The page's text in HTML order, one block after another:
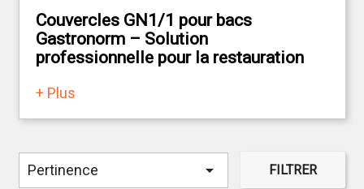
Couvercles GN1/1 pour bacs
Gastronorm – Solution
professionnelle pour la restauration
Nos couvercles GN1/1 sont spécialement conçus
pour s’adapter parfaitement aux bacs Gastronorm,
professionnelles du secteur CHR (Cafés, Hôtels,
Restaurants).
+ Plus
Pertinence  FILTRER